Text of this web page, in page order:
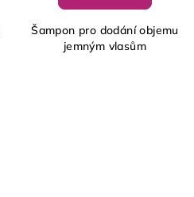
Šampon pro dodání objemu
jemným vlasům